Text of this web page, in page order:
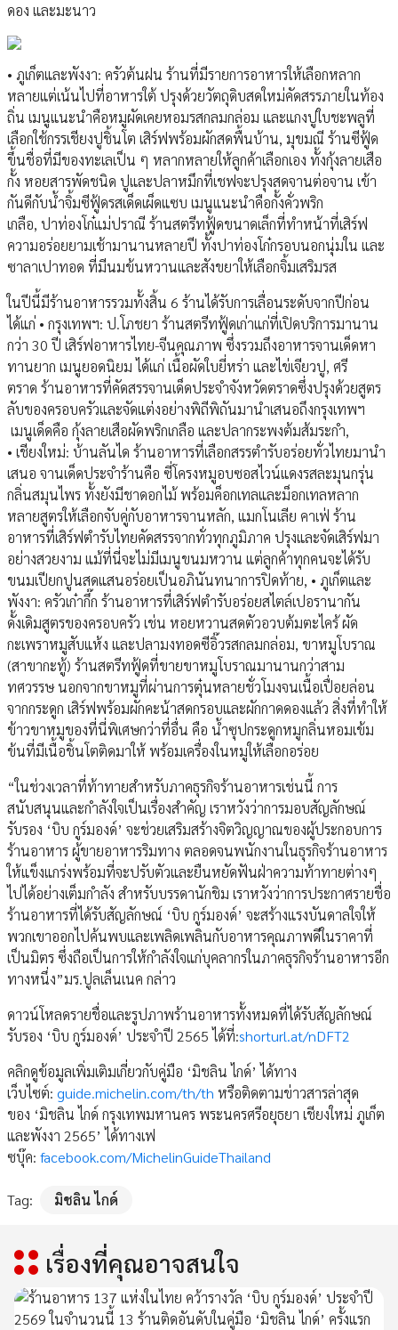
ดอง และมะนาว
• ภูเก็ตและพังงา: ครัวต้นฝน ร้านที่มีรายการอาหารให้เลือกหลาก
หลายแต่เน้นไปที่อาหารใต้ ปรุงด้วยวัตถุดิบสดใหม่คัดสรรภายในท้อง
ถิ่น เมนูแนะนำคือหมูผัดเคยหอมรสกลมกล่อม และแกงปูใบชะพลูที่
เลือกใช้กรรเชียงปูชิ้นโต เสิร์ฟพร้อมผักสดพื้นบ้าน, มุขมณี ร้านซีฟู้ด
ขึ้นชื่อที่มีของทะเลเป็น ๆ หลากหลายให้ลูกค้าเลือกเอง ทั้งกุ้งลายเสือ
กั้ง หอยสารพัดชนิด ปูและปลาหมึกที่เชฟจะปรุงสดจานต่อจาน เข้า
กันดีกับน้ำจิ้มซีฟู้ดรสเด็ดเผ็ดแซบ เมนูแนะนำคือกั้งคั่วพริก
เกลือ, ปาท่องโก๋แม่ปราณี ร้านสตรีทฟู้ดขนาดเล็กที่ทำหน้าที่เสิร์ฟ
ความอร่อยยามเช้ามานานหลายปี ทั้งปาท่องโก๋กรอบนอกนุ่มใน และ
ซาลาเปาทอด ที่มีนมข้นหวานและสังขยาให้เลือกจิ้มเสริมรส
ในปีนี้มีร้านอาหารรวมทั้งสิ้น 6 ร้านได้รับการเลื่อนระดับจากปีก่อน
ได้แก่ • กรุงเทพฯ: ป.โภชยา ร้านสตรีทฟู้ดเก่าแก่ที่เปิดบริการมานาน
กว่า 30 ปี เสิร์ฟอาหารไทย-จีนคุณภาพ ซึ่งรวมถึงอาหารจานเด็ดหา
ทานยาก เมนูยอดนิยม ได้แก่ เนื้อผัดใบยี่หร่า และไข่เจียวปู, ศรี
ตราด ร้านอาหารที่คัดสรรจานเด็ดประจำจังหวัดตราดซึ่งปรุงด้วยสูตร
ลับของครอบครัวและจัดแต่งอย่างพิถีพิถันมานำเสนอถึงกรุงเทพฯ
เมนูเด็ดคือ กุ้งลายเสือผัดพริกเกลือ และปลากระพงต้มส้มระกำ,
• เชียงใหม่: บ้านลันได ร้านอาหารที่เลือกสรรตำรับอร่อยทั่วไทยมานำ
เสนอ จานเด็ดประจำร้านคือ ซี่โครงหมูอบซอสไวน์แดงรสละมุนกรุ่น
กลิ่นสมุนไพร ทั้งยังมีชาดอกไม้ พร้อมค็อกเทลและม็อกเทลหลาก
หลายสูตรให้เลือกจับคู่กับอาหารจานหลัก, แมกโนเลีย คาเฟ่ ร้าน
อาหารที่เสิร์ฟตำรับไทยคัดสรรจากทั่วทุกภูมิภาค ปรุงและจัดเสิร์ฟมา
อย่างสวยงาม แม้ที่นี่จะไม่มีเมนูขนมหวาน แต่ลูกค้าทุกคนจะได้รับ
ขนมเปียกปูนสดแสนอร่อยเป็นอภินันทนาการปิดท้าย, • ภูเก็ตและ
พังงา: ครัวเก๋ากึ๊ก ร้านอาหารที่เสิร์ฟตำรับอร่อยสไตล์เปอรานากัน
ดั้งเดิมสูตรของครอบครัว เช่น หอยหวานสดตัวอวบต้มตะไคร้ ผัด
กะเพราหมูสับแห้ง และปลามงทอดซีอิ๊วรสกลมกล่อม, ขาหมูโบราณ
(สาขากะทู้) ร้านสตรีทฟู้ดที่ขายขาหมูโบราณมานานกว่าสาม
ทศวรรษ นอกจากขาหมูที่ผ่านการตุ๋นหลายชั่วโมงจนเนื้อเปื่อยล่อน
จากกระดูก เสิร์ฟพร้อมผักคะน้าสดกรอบและผักกาดดองแล้ว สิ่งที่ทำให้
ข้าวขาหมูของที่นี่พิเศษกว่าที่อื่น คือ น้ำซุปกระดูกหมูกลิ่นหอมเข้ม
ข้นที่มีเนื้อชิ้นโตติดมาให้ พร้อมเครื่องในหมูให้เลือกอร่อย
“ในช่วงเวลาที่ท้าทายสำหรับภาคธุรกิจร้านอาหารเช่นนี้ การ
สนับสนุนและกำลังใจเป็นเรื่องสำคัญ เราหวังว่าการมอบสัญลักษณ์
รับรอง ‘บิบ กูร์มองด์’ จะช่วยเสริมสร้างจิตวิญญาณของผู้ประกอบการ
ร้านอาหาร ผู้ขายอาหารริมทาง ตลอดจนพนักงานในธุรกิจร้านอาหาร
ให้แข็งแกร่งพร้อมที่จะปรับตัวและยืนหยัดฟันฝ่าความท้าทายต่างๆ
ไปได้อย่างเต็มกำลัง สำหรับบรรดานักชิม เราหวังว่าการประกาศรายชื่อ
ร้านอาหารที่ได้รับสัญลักษณ์ ‘บิบ กูร์มองด์’ จะสร้างแรงบันดาลใจให้
พวกเขาออกไปค้นพบและเพลิดเพลินกับอาหารคุณภาพดีในราคาที่
เป็นมิตร ซึ่งถือเป็นการให้กำลังใจแก่บุคลากรในภาคธุรกิจร้านอาหารอีก
ทางหนึ่ง”มร.ปูลเล็นเนค กล่าว
ดาวน์โหลดรายชื่อและรูปภาพร้านอาหารทั้งหมดที่ได้รับสัญลักษณ์
รับรอง ‘บิบ กูร์มองด์’ ประจำปี 2565 ได้ที่:shorturl.at/nDFT2
คลิกดูข้อมูลเพิ่มเติมเกี่ยวกับคู่มือ ‘มิชลิน ไกด์’ ได้ทาง
เว็บไซต์: guide.michelin.com/th/th หรือติดตามข่าวสารล่าสุด
ของ ‘มิชลิน ไกด์ กรุงเทพมหานคร พระนครศรีอยุธยา เชียงใหม่ ภูเก็ต
และพังงา 2565’ ได้ทางเฟ
ซบุ๊ค: facebook.com/MichelinGuideThailand
Tag: มิชลิน ไกด์
เรื่องที่คุณอาจสนใจ